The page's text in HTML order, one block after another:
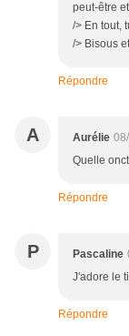
peut-être
/> En tout,
/> Bisous
Répondre
A Aurélie
Quelle
Répondre
P Pascaline
J'adore le
Répondre